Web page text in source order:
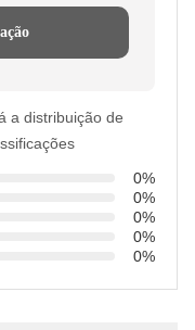
a distribuição de
0%
0%
0%
0%
0%